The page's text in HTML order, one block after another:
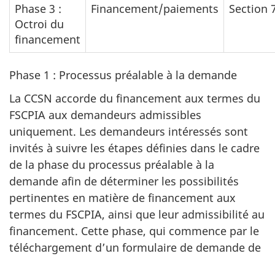
Phase 3 :
Octroi du
financement
Financement/paiements Section
Phase 1 : Processus préalable à la demande
La CCSN accorde du financement aux termes du
FSCPIA aux demandeurs admissibles
uniquement. Les demandeurs intéressés sont
invités à suivre les étapes définies dans le cadre
de la phase du processus préalable à la
demande afin de déterminer les possibilités
pertinentes en matière de financement aux
termes du FSCPIA, ainsi que leur admissibilité au
financement. Cette phase, qui commence par le
téléchargement d’un formulaire de demande de